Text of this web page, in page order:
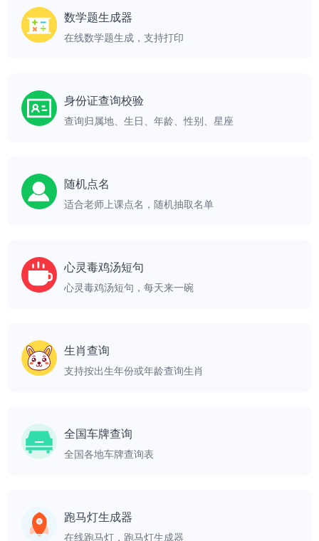
数学题生成器
在线数学题生成，支持打印
身份证查询校验
查询归属地、生日、年龄、性别、星座
随机点名
适合老师上课点名，随机抽取名单
心灵毒鸡汤短句
心灵毒鸡汤短句，每天来一碗
生肖查询
支持按出生年份或年龄查询生肖
全国车牌查询
全国各地车牌查询表
跑马灯生成器
在线跑马灯，跑马灯生成器